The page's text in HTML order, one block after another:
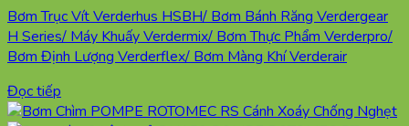
Bơm Trục Vít Verderhus HSBH/ Bơm Bánh Răng Verdergear
H Series/ Máy Khuấy Verdermix/ Bơm Thực Phẩm Verderpro/
Bơm Định Lượng Verderflex/ Bơm Màng Khí Verderair
Đọc tiếp